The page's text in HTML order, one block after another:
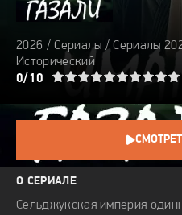
2026 /Сериалы /Сериалы
Исторический
0/10
4 5 6 7 8 9 10
О СЕРИАЛЕ
Сельджукская империя